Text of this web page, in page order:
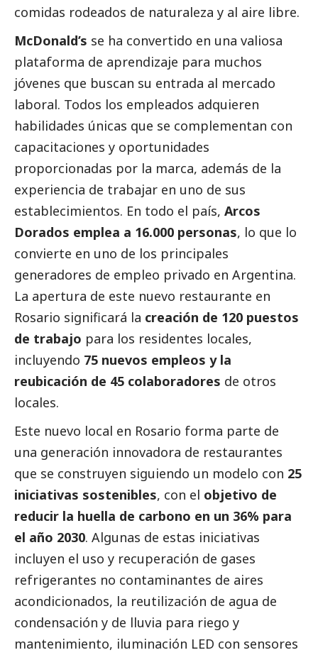
comidas rodeados de naturaleza y al aire libre.
McDonald’s se ha convertido en una valiosa
plataforma de aprendizaje para muchos
jóvenes que buscan su entrada al mercado
laboral. Todos los empleados adquieren
habilidades únicas que se complementan con
capacitaciones y oportunidades
proporcionadas por la marca, además de la
experiencia de trabajar en uno de sus
establecimientos. En todo el país, Arcos
Dorados emplea a 16.000 personas, lo que lo
convierte en uno de los principales
generadores de empleo privado en Argentina.
La apertura de este nuevo restaurante en
Rosario significará la creación de 120 puestos
de trabajo para los residentes locales,
incluyendo 75 nuevos empleos y la
reubicación de 45 colaboradores de otros
locales.
Este nuevo local en Rosario forma parte de
una generación innovadora de restaurantes
que se construyen siguiendo un modelo con 25
iniciativas sostenibles, con el objetivo de
reducir la huella de carbono en un 36% para
el año 2030. Algunas de estas iniciativas
incluyen el uso y recuperación de gases
refrigerantes no contaminantes de aires
acondicionados, la reutilización de agua de
condensación y de lluvia para riego y
mantenimiento, iluminación LED con sensores